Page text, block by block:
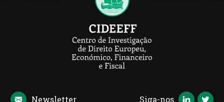
Newsletter Siga-nos